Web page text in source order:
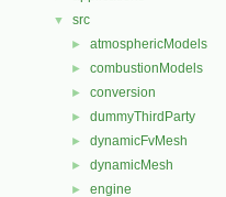
▼ src
► atmosphericModels
► combustionModels
► conversion
► dummyThirdParty
► dynamicFvMesh
► dynamicMesh
► engine